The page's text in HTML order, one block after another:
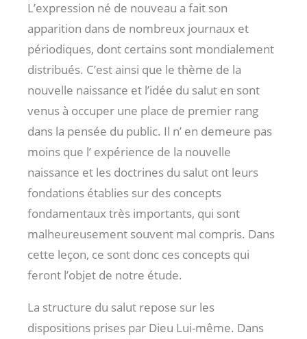
L’expression né de nouveau a fait son
apparition dans de nombreux journaux et
périodiques, dont certains sont mondialement
distribués. C’est ainsi que le thème de la
nouvelle naissance et l’idée du salut en sont
venus à occuper une place de premier rang
dans la pensée du public. Il n’ en demeure pas
moins que l’ expérience de la nouvelle
naissance et les doctrines du salut ont leurs
fondations établies sur des concepts
fondamentaux très importants, qui sont
malheureusement souvent mal compris. Dans
cette leçon, ce sont donc ces concepts qui
feront l’objet de notre étude.
La structure du salut repose sur les
dispositions prises par Dieu Lui-même. Dans